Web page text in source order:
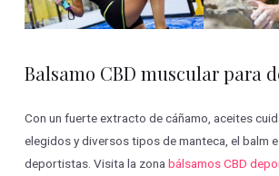
Balsamo CBD muscular para
Con un fuerte extracto de cáñamo, aceites
elegidos y diversos tipos de manteca, el balm
deportistas. Visita la zonabálsamos CBD